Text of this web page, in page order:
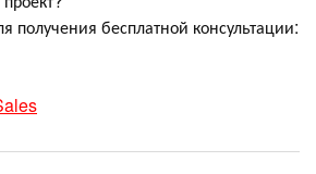
получения бесплатной консультации: